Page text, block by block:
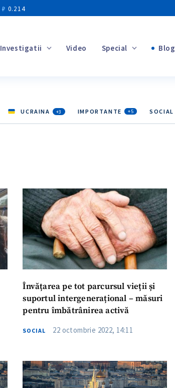
₽ 0.214
Investigatii Video Special Blog
UCRAINA +3 IMPORTANTE +5 SOCIAL
Învățarea pe tot parcursul vieții și
suportul intergenerațional – măsuri
pentru îmbătrânirea activă
SOCIAL 22 octombrie 2022, 14:11